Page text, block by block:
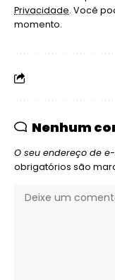
Privacidade. Você
momento.
Nenhum
O seu endereço de
obrigatórios são